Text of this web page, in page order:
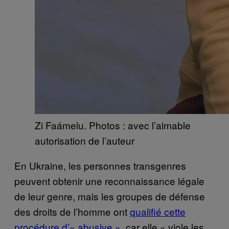
Zi Faámelu. Photos : avec l’aimable
autorisation de l’auteur
En Ukraine, les personnes transgenres
peuvent obtenir une reconnaissance légale
de leur genre, mais les groupes de défense
des droits de l’homme ontqualifié cette